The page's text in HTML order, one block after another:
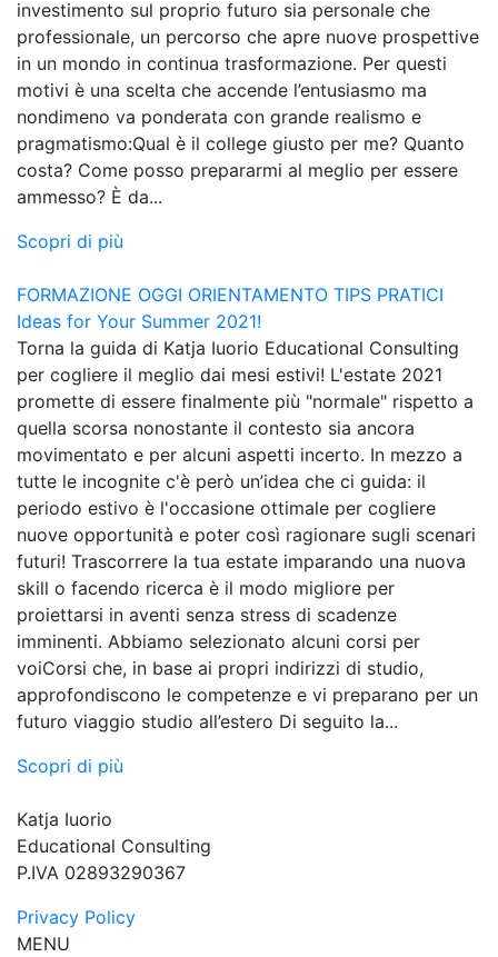
investimento sul proprio futuro sia personale che
professionale, un percorso che apre nuove prospettive
in un mondo in continua trasformazione. Per questi
motivi è una scelta che accende l’entusiasmo ma
nondimeno va ponderata con grande realismo e
pragmatismo:Qual è il college giusto per me? Quanto
costa? Come posso prepararmi al meglio per essere
ammesso? È da...
Scopri di più
FORMAZIONE OGGI ORIENTAMENTO TIPS PRATICI
Ideas for Your Summer 2021!
Torna la guida di Katja Iuorio Educational Consulting
per cogliere il meglio dai mesi estivi! L'estate 2021
promette di essere finalmente più "normale" rispetto a
quella scorsa nonostante il contesto sia ancora
movimentato e per alcuni aspetti incerto. In mezzo a
tutte le incognite c'è però un’idea che ci guida: il
periodo estivo è l'occasione ottimale per cogliere
nuove opportunità e poter così ragionare sugli scenari
futuri! Trascorrere la tua estate imparando una nuova
skill o facendo ricerca è il modo migliore per
proiettarsi in aventi senza stress di scadenze
imminenti. Abbiamo selezionato alcuni corsi per
voiCorsi che, in base ai propri indirizzi di studio,
approfondiscono le competenze e vi preparano per un
futuro viaggio studio all’estero Di seguito la...
Scopri di più
Katja Iuorio
Educational Consulting
P.IVA 02893290367
Privacy Policy
MENU